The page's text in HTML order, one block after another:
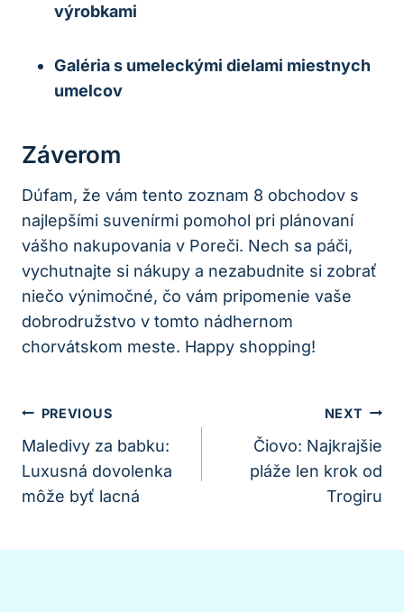
výrobkami
Galéria s umeleckými dielami miestnych
umelcov
Záverom
Dúfam, že vám tento zoznam 8 obchodov s
najlepšími suvenírmi pomohol pri plánovaní
vášho nakupovania v Poreči. Nech sa páči,
vychutnajte si nákupy a nezabudnite si zobrať
niečo výnimočné, čo vám pripomenie vaše
dobrodružstvo v tomto nádhernom
chorvátskom meste. Happy shopping!
Navigácia
V
Článku
PREVIOUS
Maledivy za babku:
Luxusná dovolenka
môže byť lacná
NEXT
Čiovo: Najkrajšie
pláže len krok od
Trogiru